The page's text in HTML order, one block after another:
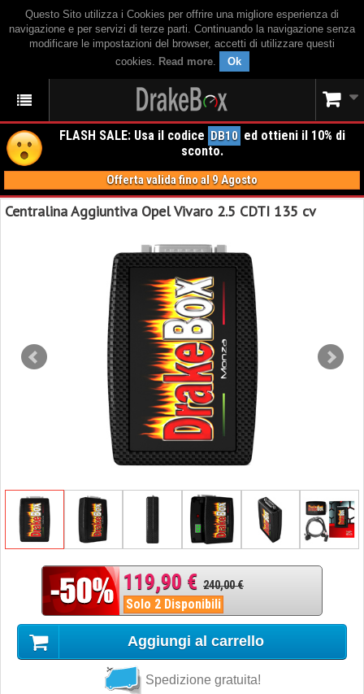
Questo Sito utilizza i Cookies per offrire una migliore esperienza di
navigazione e per servizi di terze parti. Continuando la navigazione senza
modificare le impostazioni del browser, accetti di utilizzare questi
cookies. Read more. Ok
FLASH SALE: Usa il codice DB10 ed ottieni il 10% di
sconto.
Offerta valida fino al 9 Agosto
Centralina Aggiuntiva Opel Vivaro 2.5 CDTI 135 cv
119,90 € 240,00 €
Solo 2 Disponibili
Aggiungi al carrello
Spedizione gratuita!